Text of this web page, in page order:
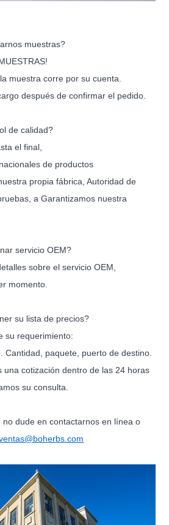
muestras?
muestra corre por su cuenta.
después de confirmar el pedido.
de calidad?
el final,
de productos
propia fábrica , Autoridad de
a Garantizamos nuestra
servicio OEM?
sobre el servicio OEM,
momento.
su lista de precios?
su requerimiento:
paquete, puerto de destino.
cotización dentro de las 24 horas
su consulta.
dude en contactarnos en línea o